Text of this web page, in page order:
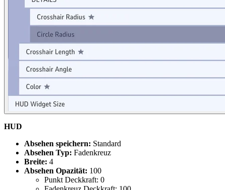
HUD
Absehen speichern: Standard
Absehen Typ: Fadenkreuz
Breite: 4
Absehen Opazität: 100
Punkt Deckkraft: 0